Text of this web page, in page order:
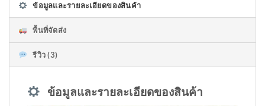
ข้อมูลและรายละเอียดของสินค้า
พื้นที่จัดส่ง
รีวิว (3)
ข้อมูลและรายละเอียดของสินค้า